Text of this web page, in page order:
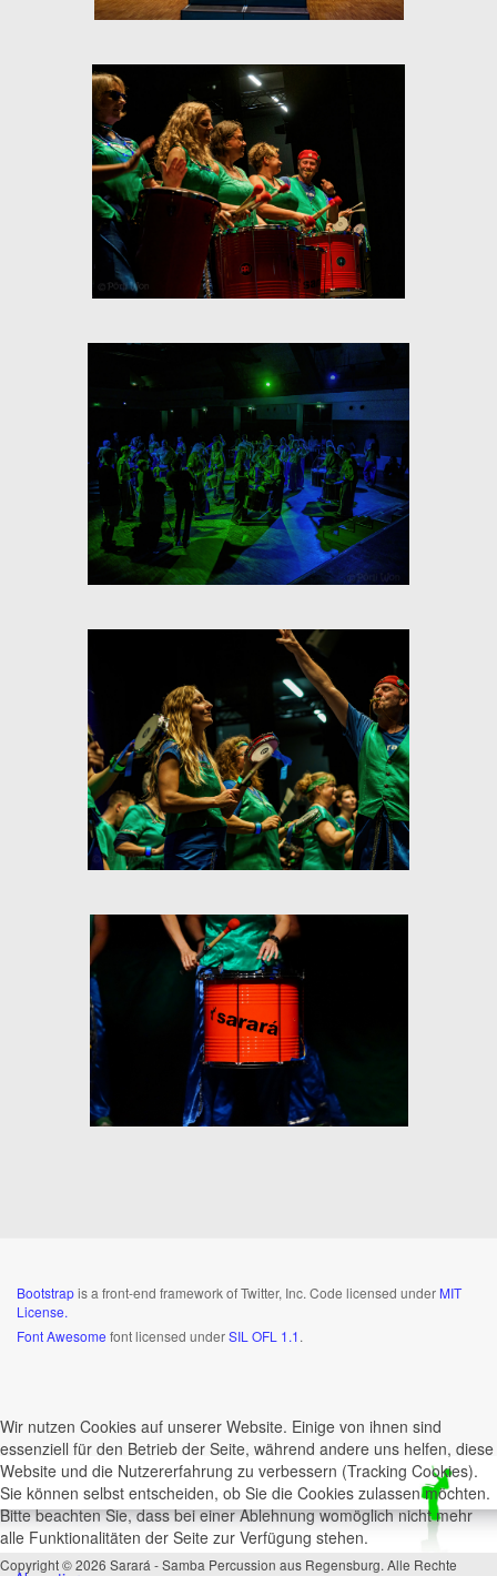
Bootstrapis a front-end framework of Twitter, Inc. Code licensed under MIT
License.
Font Awesome font licensed underSIL OFL 1.1.
Copyright © 2026 Sarará - Samba Percussion aus Regensburg. Alle Rechte
Wir nutzen Cookies auf unserer Website. Einige von ihnen sind
essenziell für den Betrieb der Seite, während andere uns helfen, diese
Website und die Nutzererfahrung zu verbessern (Tracking Cookies).
Sie können selbst entscheiden, ob Sie die Cookies zulassen möchten.
Bitte beachten Sie, dass bei einer Ablehnung womöglich nicht mehr
alle Funktionalitäten der Seite zur Verfügung stehen.